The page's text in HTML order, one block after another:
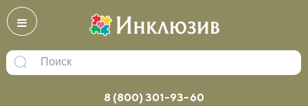
8 (800) 301-93-60